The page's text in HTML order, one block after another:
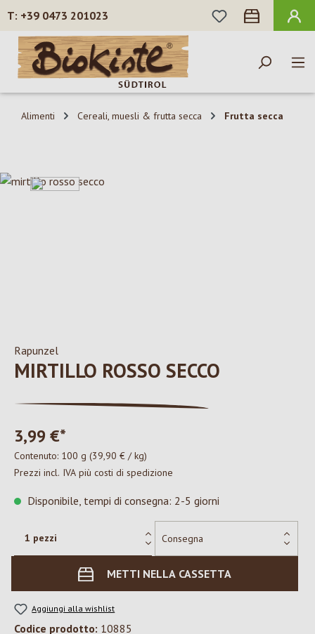
Passa al contenuto principale
+39 0473 201023
HAI 0 ARTICOLI
Alimenti Cereali, muesli & frutta secca Frutta secca
Salta la galleria di immagini
Rapunzel
MIRTILLO ROSSO SECCO
3,99 €*
Contenuto: 100 g (39,90 € / kg)
Prezzi incl. IVA più costi di spedizione
Disponibile, tempi di consegna: 2-5 giorni
METTI NELLA CASSETTA
Aggiungi alla wishlist
Codice prodotto: 10885